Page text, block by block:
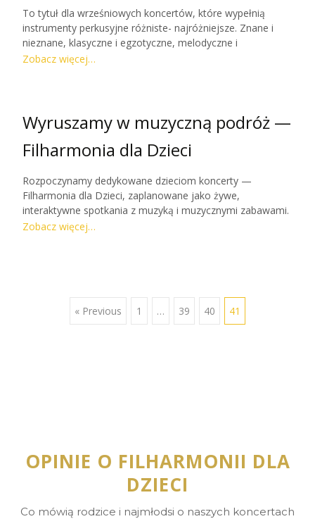
To tytuł dla wrześniowych koncertów, które wypełnią
instrumenty perkusyjne różniste- najróżniejsze. Znane i
nieznane, klasyczne i egzotyczne, melodyczne i
hałasujące- wszystko po to byśmy odkryli bogactwo ich
Zobacz więcej…
Wyruszamy w muzyczną podróż —
Filharmonia dla Dzieci
Rozpoczynamy dedykowane dzieciom koncerty —
Filharmonia dla Dzieci, zaplanowane jako żywe,
interaktywne spotkania z muzyką i muzycznymi zabawami.
Dzięki wsparciu Narodowego Centrum Kultury możemy
Zobacz więcej…
« Previous 1 … 39 40 41
OPINIE O FILHARMONII DLA
DZIECI
Co mówią rodzice i najmłodsi o naszych koncertach